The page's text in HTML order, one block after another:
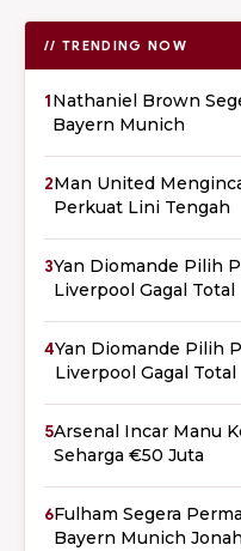
// TRENDING NOW
1Nathaniel Brown
Bayern Munich
2Man United
Perkuat Lini Tengah
3Yan Diomande Pilih
Liverpool Gagal Total
4Yan Diomande Pilih
Liverpool Gagal Total
5Arsenal Incar Manu
Seharga €50 Juta
6Fulham Segera
Bayern Munich